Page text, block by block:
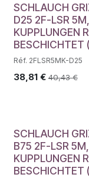
SCHLAUCH
D25 2F-LSR
KUPPLUNGEN
BESCHICHTET
Réf. 2FLSR5MK-D25
38,81 € 40,43€
SCHLAUCH
B75 2F-LSR
KUPPLUNGEN
BESCHICHTET